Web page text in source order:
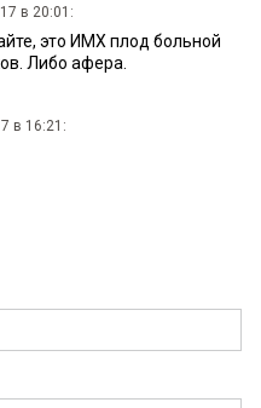
в 20:01:
это ИМХ плод больной
Либо афера.
в 16:21: